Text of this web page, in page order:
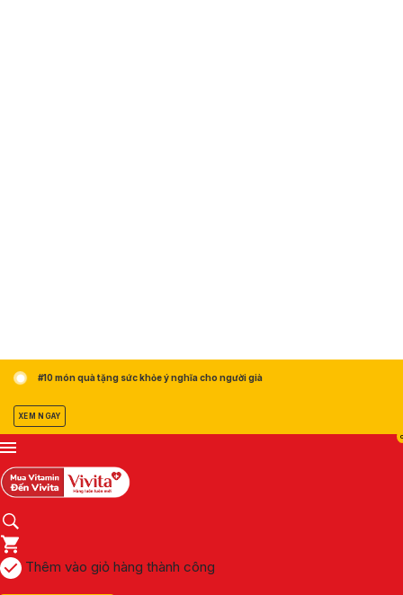
#10 món quà tặng sức khỏe ý nghĩa cho người già
XEM NGAY
0
Thêm vào giỏ hàng thành công